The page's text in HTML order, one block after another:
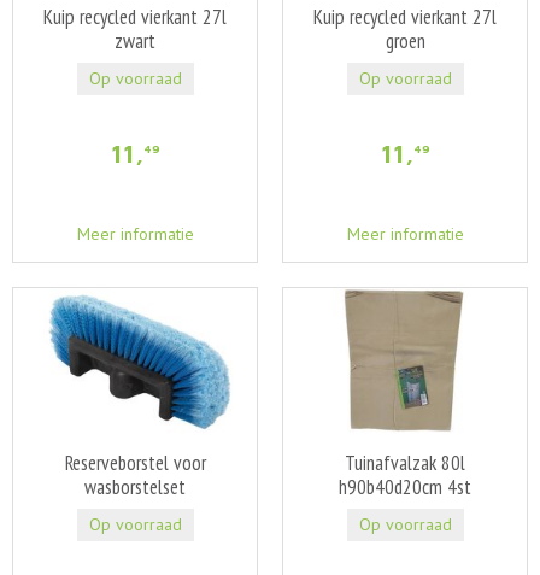
Kuip recycled vierkant 27l
zwart
11 ,49
Meer informatie
Op voorraad
Kuip recycled vierkant 27l
groen
11 ,49
Meer informatie
Op voorraad
Reserveborstel voor
wasborstelset
Op voorraad
Tuinafvalzak 80l
h90b40d20cm 4st
Op voorraad